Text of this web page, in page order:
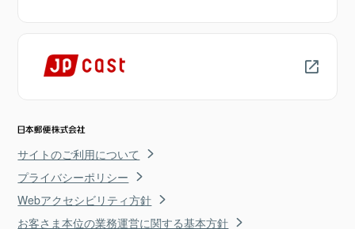
サイトのご利用について
プライバシーポリシー
Webアクセシビリティ方針
お客さま本位の業務運営に関する基本方針